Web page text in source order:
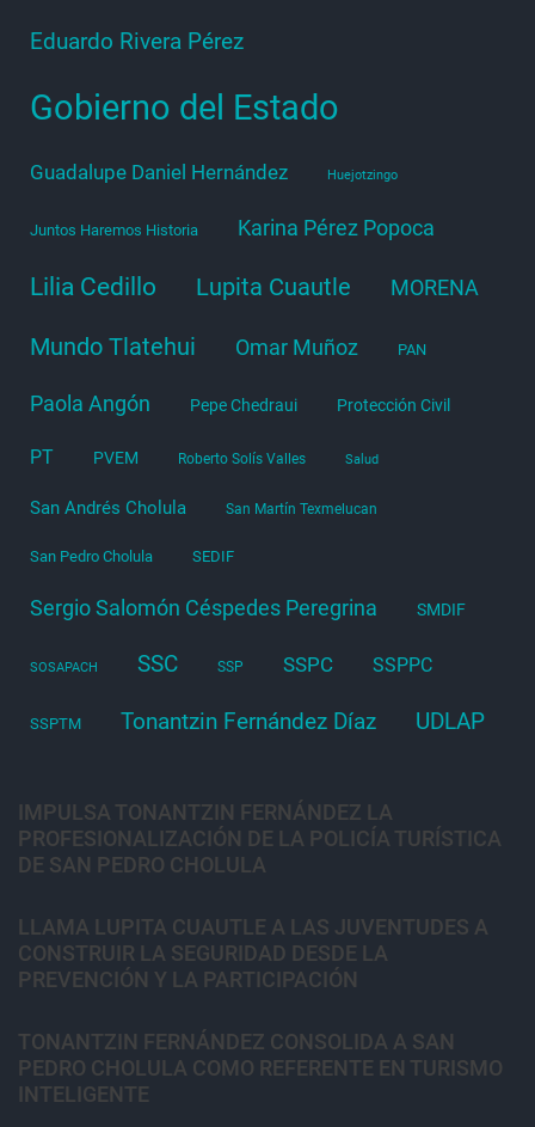
Eduardo Rivera Pérez
Gobierno del Estado
Guadalupe Daniel Hernández Huejotzingo
Juntos Haremos Historia Karina Pérez Popoca
Lilia Cedillo Lupita Cuautle MORENA
Mundo Tlatehui Omar Muñoz PAN
Paola Angón Pepe Chedraui Protección Civil
PT PVEM Roberto Solís Valles Salud
San Andrés Cholula San Martín Texmelucan
San Pedro Cholula SEDIF
Sergio Salomón Céspedes Peregrina SMDIF
SOSAPACH SSC SSP SSPC SSPPC
SSPTM Tonantzin Fernández Díaz UDLAP
IMPULSA TONANTZIN FERNÁNDEZ LA
PROFESIONALIZACIÓN DE LA POLICÍA TURÍSTICA
DE SAN PEDRO CHOLULA
LLAMA LUPITA CUAUTLE A LAS JUVENTUDES A
CONSTRUIR LA SEGURIDAD DESDE LA
PREVENCIÓN Y LA PARTICIPACIÓN
TONANTZIN FERNÁNDEZ CONSOLIDA A SAN
PEDRO CHOLULA COMO REFERENTE EN TURISMO
INTELIGENTE